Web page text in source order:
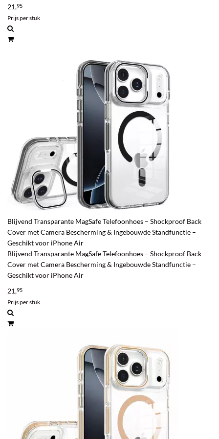
21,95
Prijs per stuk
Blijvend Transparante MagSafe Telefoonhoes – Shockproof Back
Cover met Camera Bescherming & Ingebouwde Standfunctie –
Geschikt voor iPhone Air
Blijvend Transparante MagSafe Telefoonhoes – Shockproof Back
Cover met Camera Bescherming & Ingebouwde Standfunctie –
Geschikt voor iPhone Air
21,95
Prijs per stuk